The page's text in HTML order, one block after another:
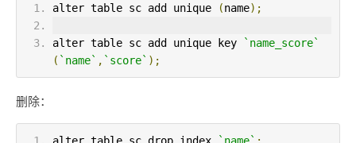
alter table sc add unique (name);
alter table sc add unique key
`name_score`
( `name` , `score` );
删除：